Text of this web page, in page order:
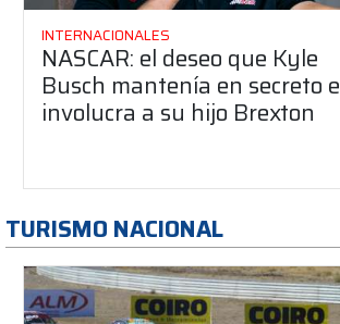
INTERNACIONALES
NASCAR: el deseo que Kyle
Busch mantenía en secreto e
involucra a su hijo Brexton
TURISMO NACIONAL